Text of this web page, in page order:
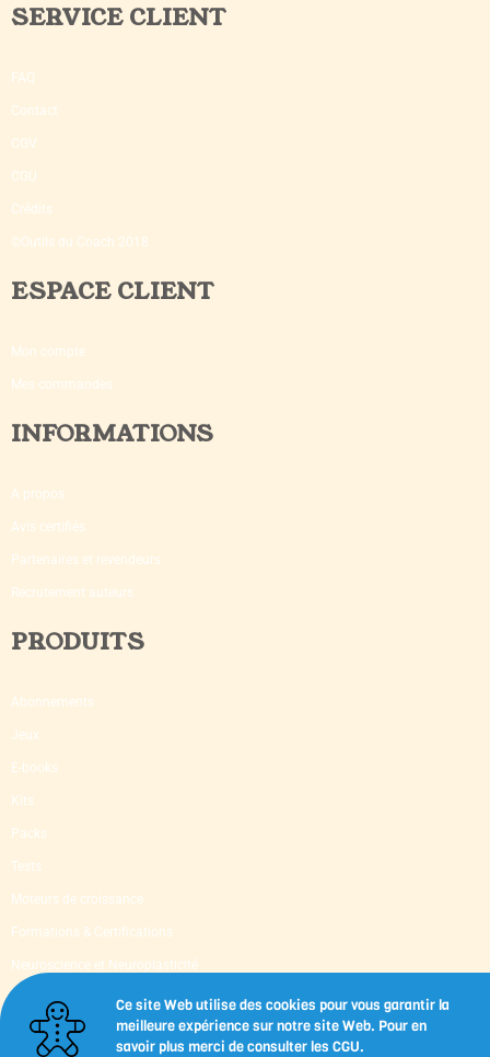
SERVICE CLIENT
FAQ
Contact
CGV
CGU
Crédits
©Outils du Coach 2018
ESPACE CLIENT
Mon compte
Mes commandes
INFORMATIONS
A propos
Avis certifiés
Partenaires et revendeurs
Recrutement auteurs
PRODUITS
Abonnements
Jeux
E-books
Kits
Packs
Tests
Moteurs de croissance
Formations & Certifications
Neuroscience et Neuroplasticité
Supervision & Mentoring
Livres d’occasion
Ce site Web utilise des cookies pour vous garantir la
meilleure expérience sur notre site Web. Pour en
savoir plus merci de consulter les CGU.